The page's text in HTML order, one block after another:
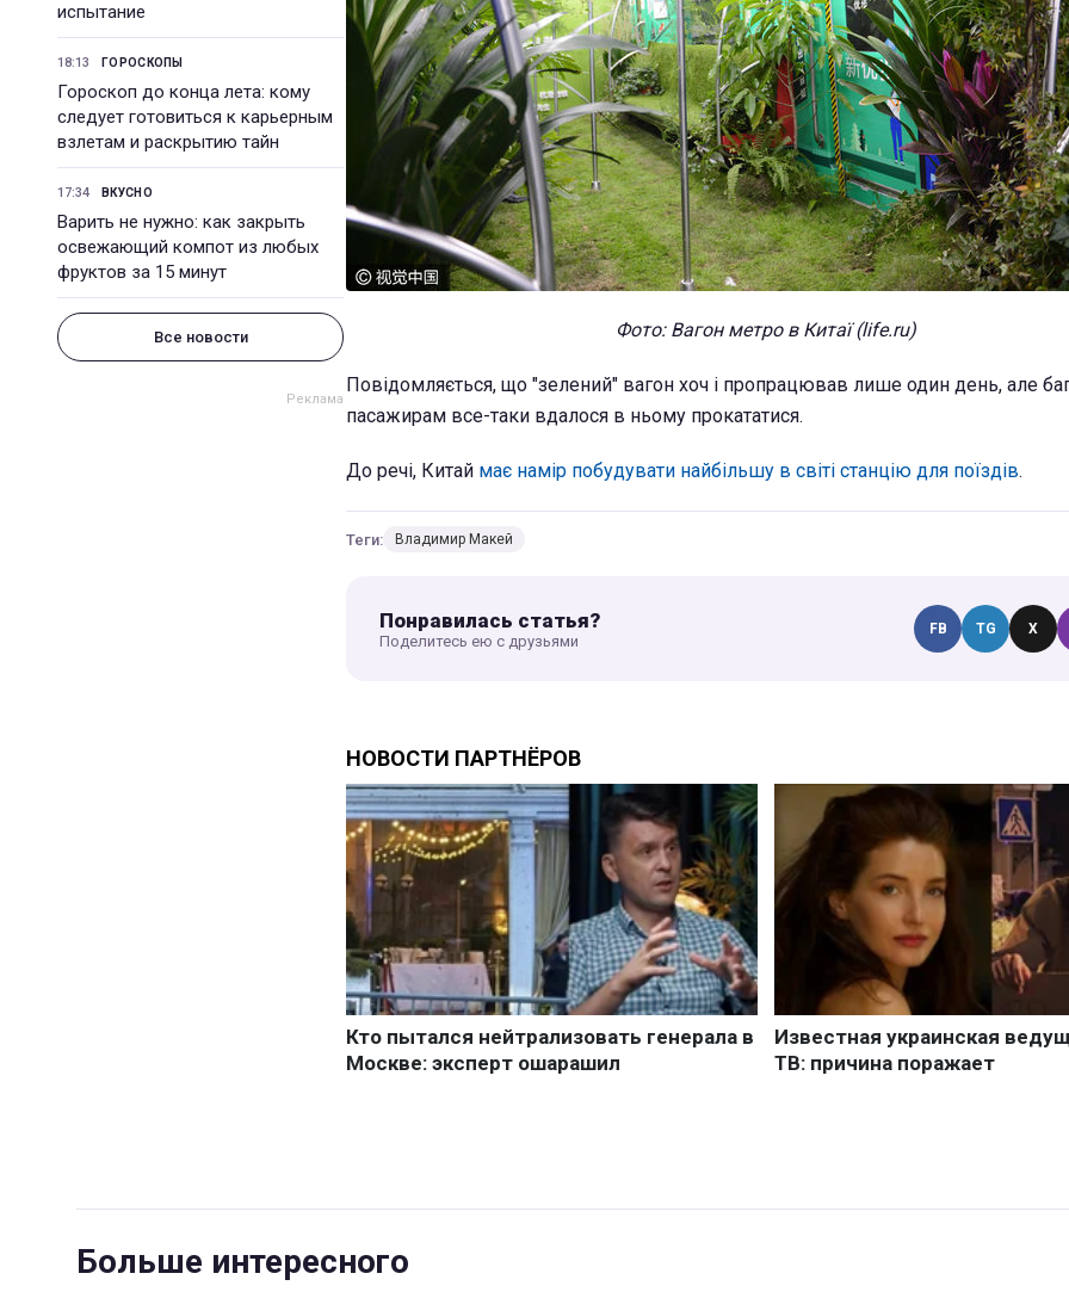
испытание
18:13 ГОРОСКОПЫ
Гороскоп до конца лета: кому
следует готовиться к карьерным
взлетам и раскрытию тайн
17:34 ВКУСНО
Варить не нужно: как закрыть
освежающий компот из любых
фруктов за 15 минут
Все новости Фото: Вагон метро в Китаї (life.ru)
Повідомляється, що "зелений" вагон хоч і пропрацював лише один день, але
пасажирам все-таки вдалося в ньому прокататися.
До речі, Китай має намір побудувати найбільшу в світі станцію для поїздів.
Теги: Владимир Макей
Понравилась статья?
Поделитесь ею с друзьями
FB TG X
Больше интересного